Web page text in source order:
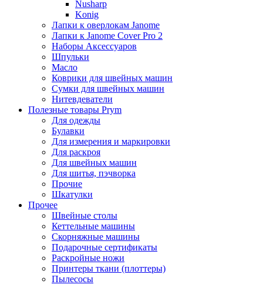
Nusharp
Konig
Лапки к оверлокам Janome
Лапки к Janome Cover Pro 2
Наборы Аксессуаров
Шпульки
Масло
Коврики для швейных машин
Сумки для швейных машин
Нитевдеватели
Полезные товары Prym
Для одежды
Булавки
Для измерения и маркировки
Для раскроя
Для швейных машин
Для шитья, пэчворка
Прочие
Шкатулки
Прочее
Швейные столы
Кеттельные машины
Скорняжные машины
Подарочные сертификаты
Раскройные ножи
Принтеры ткани (плоттеры)
Пылесосы